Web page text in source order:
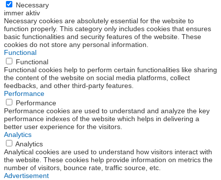
Necessary
immer aktiv
Necessary cookies are absolutely essential for the website to
function properly. This category only includes cookies that ensures
basic functionalities and security features of the website. These
cookies do not store any personal information.
Functional
Functional
Functional cookies help to perform certain functionalities like sharing
the content of the website on social media platforms, collect
feedbacks, and other third-party features.
Performance
Performance
Performance cookies are used to understand and analyze the key
performance indexes of the website which helps in delivering a
better user experience for the visitors.
Analytics
Analytics
Analytical cookies are used to understand how visitors interact with
the website. These cookies help provide information on metrics the
number of visitors, bounce rate, traffic source, etc.
Advertisement